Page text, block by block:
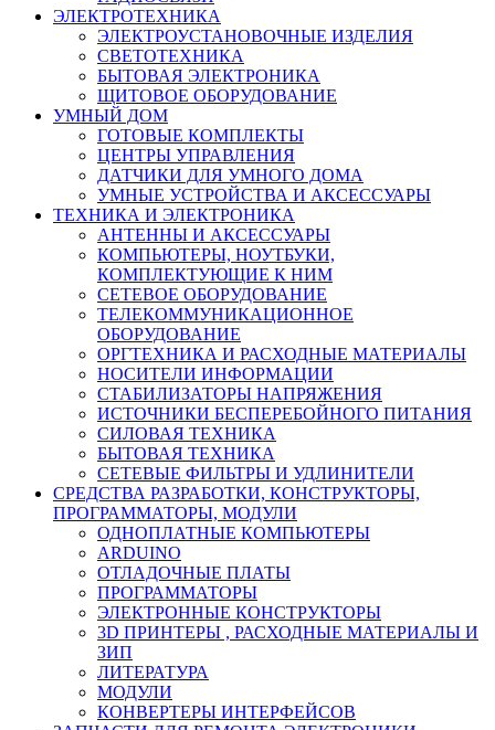
ЭЛЕКТРОТЕХНИКА
ЭЛЕКТРОУСТАНОВОЧНЫЕ ИЗДЕЛИЯ
СВЕТОТЕХНИКА
БЫТОВАЯ ЭЛЕКТРОНИКА
ЩИТОВОЕ ОБОРУДОВАНИЕ
УМНЫЙ ДОМ
ГОТОВЫЕ КОМПЛЕКТЫ
ЦЕНТРЫ УПРАВЛЕНИЯ
ДАТЧИКИ ДЛЯ УМНОГО ДОМА
УМНЫЕ УСТРОЙСТВА И АКСЕССУАРЫ
ТЕХНИКА И ЭЛЕКТРОНИКА
АНТЕННЫ И АКСЕССУАРЫ
КОМПЬЮТЕРЫ, НОУТБУКИ,
КОМПЛЕКТУЮЩИЕ К НИМ
СЕТЕВОЕ ОБОРУДОВАНИЕ
ТЕЛЕКОММУНИКАЦИОННОЕ
ОБОРУДОВАНИЕ
ОРГТЕХНИКА И РАСХОДНЫЕ МАТЕРИАЛЫ
НОСИТЕЛИ ИНФОРМАЦИИ
СТАБИЛИЗАТОРЫ НАПРЯЖЕНИЯ
ИСТОЧНИКИ БЕСПЕРЕБОЙНОГО ПИТАНИЯ
СИЛОВАЯ ТЕХНИКА
БЫТОВАЯ ТЕХНИКА
СЕТЕВЫЕ ФИЛЬТРЫ И УДЛИНИТЕЛИ
СРЕДСТВА РАЗРАБОТКИ, КОНСТРУКТОРЫ,
ПРОГРАММАТОРЫ, МОДУЛИ
ОДНОПЛАТНЫЕ КОМПЬЮТЕРЫ
ARDUINO
ОТЛАДОЧНЫЕ ПЛАТЫ
ПРОГРАММАТОРЫ
ЭЛЕКТРОННЫЕ КОНСТРУКТОРЫ
3D ПРИНТЕРЫ , РАСХОДНЫЕ МАТЕРИАЛЫ И
ЗИП
ЛИТЕРАТУРА
МОДУЛИ
КОНВЕРТЕРЫ ИНТЕРФЕЙСОВ